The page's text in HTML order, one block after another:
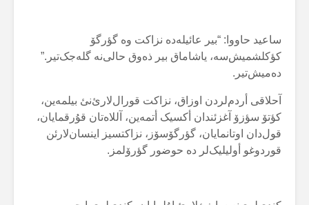
ساعید حاووا: “بیر عائیلەدە نزاکت وە گؤرگۆ
کؤکلشمیش‌سە، یاشاماق بیر ذەوق حالی‌نە گلەجک‌تیر.”
دەمیش‌تیر.
آحلاقی أردم‌لردن اوزاق، نزاکت قورال‌لارئ‌نئ بیلمەین،
کؤتۆ سؤزۆ آغزئندان أکسیک أتمەین، آللاەتان قۇرقمایان،
قول‌دان اوتانمایان، گؤرگۆسۆز، نزاکتسیز اینسان‌لارئن
قوردوغو أولیلیک‌لر دە حوضور گؤرۆلمز.